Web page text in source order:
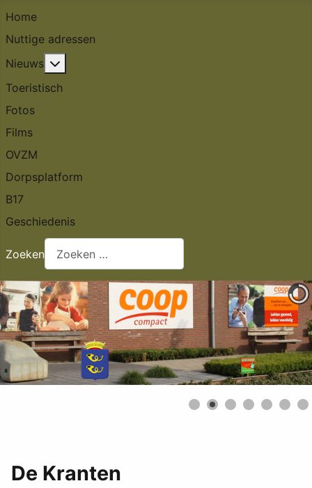
Home
Nuttige adressen
Nieuws
Toeristisch
Fotos
Films
OVZM
Dorpsplatform
B17
Geschiedenis
Zoeken
De Kranten